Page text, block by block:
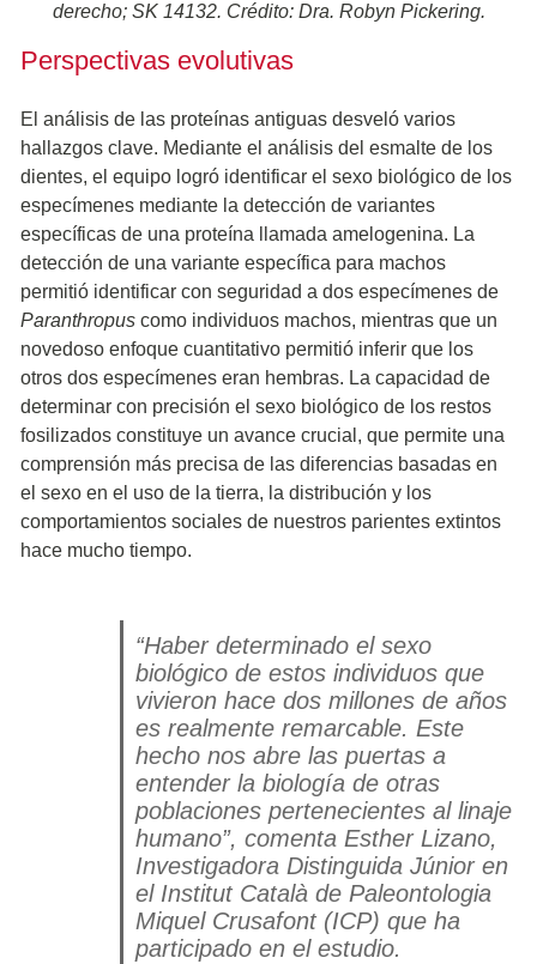
derecho; SK 14132. Crédito: Dra. Robyn Pickering.
Perspectivas evolutivas
El análisis de las proteínas antiguas desveló varios
hallazgos clave. Mediante el análisis del esmalte de los
dientes, el equipo logró identificar el sexo biológico de los
especímenes mediante la detección de variantes
específicas de una proteína llamada amelogenina. La
detección de una variante específica para machos
permitió identificar con seguridad a dos especímenes de
Paranthropus como individuos machos, mientras que un
novedoso enfoque cuantitativo permitió inferir que los
otros dos especímenes eran hembras. La capacidad de
determinar con precisión el sexo biológico de los restos
fosilizados constituye un avance crucial, que permite una
comprensión más precisa de las diferencias basadas en
el sexo en el uso de la tierra, la distribución y los
comportamientos sociales de nuestros parientes extintos
hace mucho tiempo.
“Haber determinado el sexo
biológico de estos individuos que
vivieron hace dos millones de años
es realmente remarcable. Este
hecho nos abre las puertas a
entender la biología de otras
poblaciones pertenecientes al linaje
humano”, comenta Esther Lizano,
Investigadora Distinguida Júnior en
el Institut Català de Paleontologia
Miquel Crusafont (ICP) que ha
participado en el estudio.